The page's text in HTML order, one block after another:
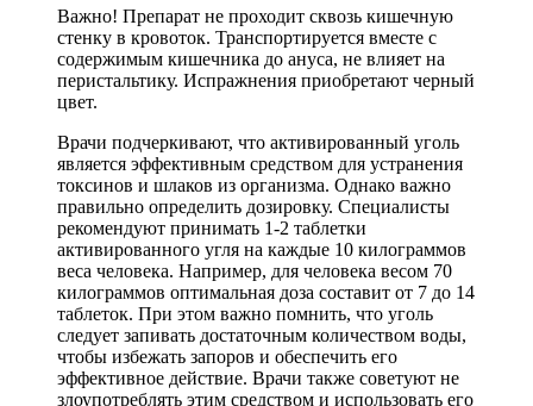
Важно! Препарат не проходит сквозь кишечную
стенку в кровоток. Транспортируется вместе с
содержимым кишечника до ануса, не влияет на
перистальтику. Испражнения приобретают черный
цвет.
Врачи подчеркивают, что активированный уголь
является эффективным средством для устранения
токсинов и шлаков из организма. Однако важно
правильно определить дозировку. Специалисты
рекомендуют принимать 1-2 таблетки
активированного угля на каждые 10 килограммов
веса человека. Например, для человека весом 70
килограммов оптимальная доза составит от 7 до 14
таблеток. При этом важно помнить, что уголь
следует запивать достаточным количеством воды,
чтобы избежать запоров и обеспечить его
эффективное действие. Врачи также советуют не
злоупотреблять этим средством и использовать его